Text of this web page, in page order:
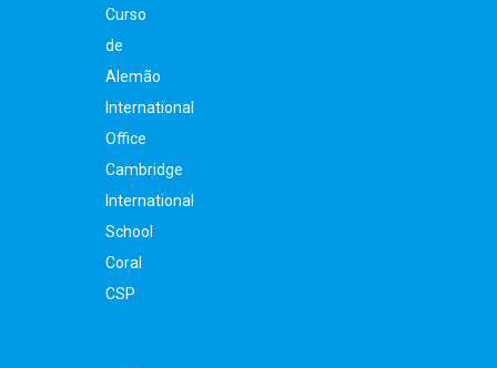
Curso
de
Alemão
International
Office
Cambridge
International
School
Coral
CSP